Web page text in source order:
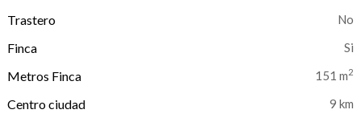
Trastero
Finca
Metros Finca
151 m2
Centro ciudad 9 km